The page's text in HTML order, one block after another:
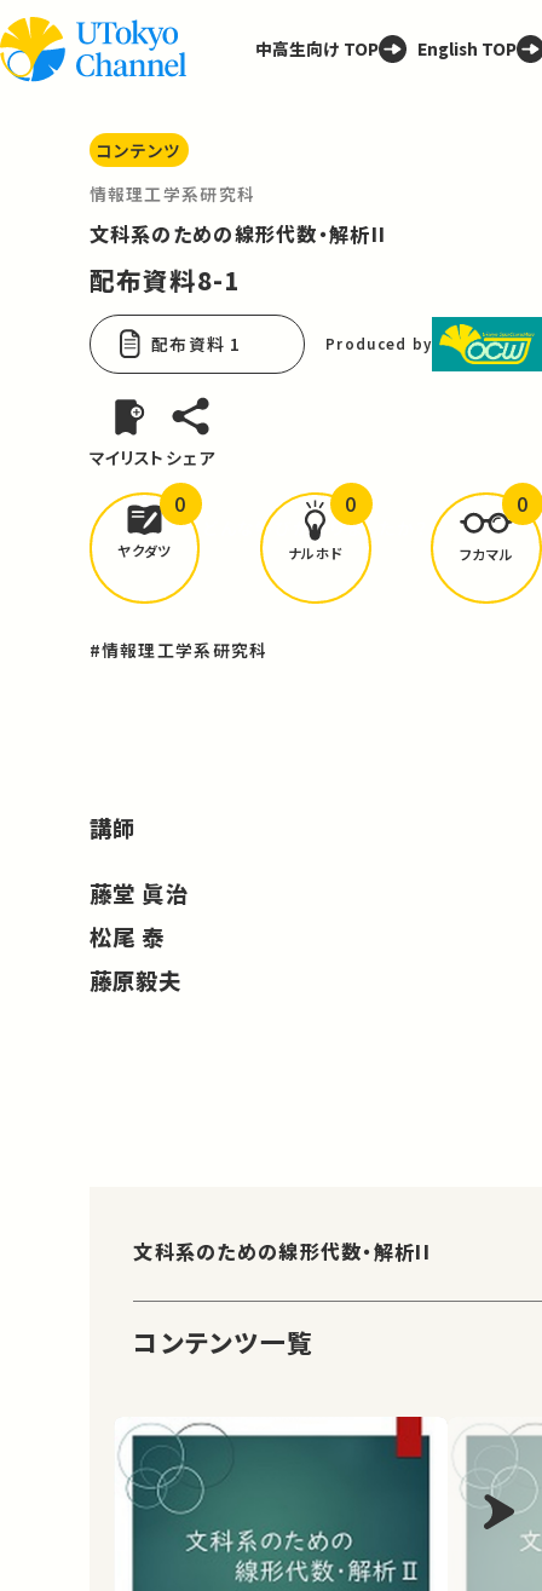
中高生向け TOP English TOP
コンテンツ
情報理工学系研究科
文科系のための線形代数・解析II
配布資料8-1
配布資料 1 Produced by
マイリスト シェア
どんな学びがありましたか？
ヤクダツ
0
ナルホド
0
フカマル
0
#情報理工学系研究科
講師
藤堂 眞治
松尾 泰
藤原毅夫
文科系のための線形代数・解析II
コンテンツ一覧